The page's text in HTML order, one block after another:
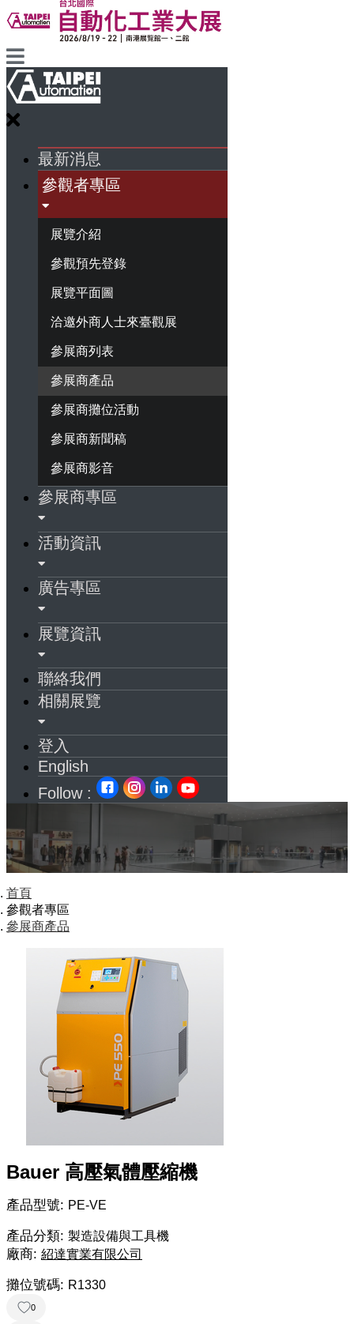
最新消息
參觀者專區
展覽介紹
參觀預先登錄
展覽平面圖
洽邀外商人士來臺觀展
參展商列表
參展商產品
參展商攤位活動
參展商新聞稿
參展商影音
參展商專區
活動資訊
廣告專區
展覽資訊
聯絡我們
相關展覽
登入
English
Follow :
首頁
參觀者專區
參展商產品
Bauer 高壓氣體壓縮機
產品型號: PE-VE
產品分類: 製造設備與工具機
廠商: 紹達實業有限公司
攤位號碼: R1330
0